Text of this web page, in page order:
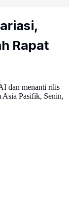
Rapat
dan menanti rilis
Asia Pasifik, Senin,